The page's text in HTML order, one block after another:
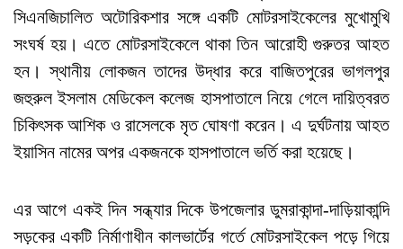
সিএনজিচালিত অটোরিকশার সঙ্গে একটি মোটরসাইকেলের মুখোমুখি
সংঘর্ষ হয়। এতে মোটরসাইকেলে থাকা তিন আরোহী গুরুতর আহত
হন। স্থানীয় লোকজন তাদের উদ্ধার করে বাজিতপুরের ভাগলপুর
জহুরুল ইসলাম মেডিকেল কলেজ হাসপাতালে নিয়ে গেলে দায়িত্বরত
চিকিৎসক আশিক ও রাসেলকে মৃত ঘোষণা করেন। এ দুর্ঘটনায় আহত
ইয়াসিন নামের অপর একজনকে হাসপাতালে ভর্তি করা হয়েছে।
এর আগে একই দিন সন্ধ্যার দিকে উপজেলার ডুমরাকান্দা-দাড়িয়াকান্দি
সড়কের একটি নির্মাণাধীন কালভার্টের গর্তে মোটরসাইকেল পড়ে গিয়ে